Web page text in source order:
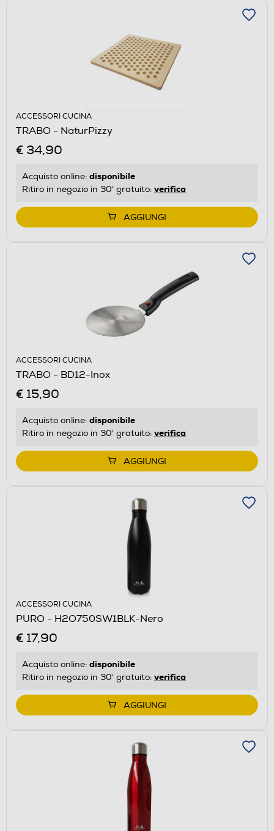
ACCESSORI CUCINA
TRABO - NaturPizzy
€ 34,90
Acquisto online: disponibile
Ritiro in negozio in 30' gratuito: verifica
AGGIUNGI
ACCESSORI CUCINA
TRABO - BD12-Inox
€ 15,90
Acquisto online: disponibile
Ritiro in negozio in 30' gratuito: verifica
AGGIUNGI
ACCESSORI CUCINA
PURO - H2O750SW1BLK-Nero
€ 17,90
Acquisto online: disponibile
Ritiro in negozio in 30' gratuito: verifica
AGGIUNGI